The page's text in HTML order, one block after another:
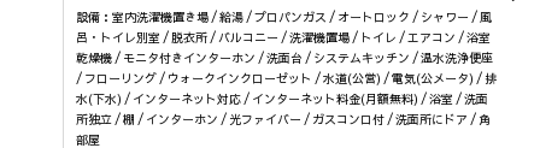
設備：室内洗濯機置き場 / 給湯 / プロパンガス / オートロック / シャワー / 風
呂・トイレ別室 / 脱衣所 / バルコニー / 洗濯機置場 / トイレ / エアコン / 浴室
乾燥機 / モニタ付きインターホン / 洗面台 / システムキッチン / 温水洗浄便座
/ フローリング / ウォークインクローゼット / 水道(公営) / 電気(公メータ) / 排
水(下水) / インターネット対応 / インターネット料金(月額無料) / 浴室 / 洗面
所独立 / 棚 / インターホン / 光ファイバー / ガスコンロ付 / 洗面所にドア / 角
部屋